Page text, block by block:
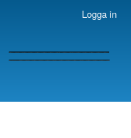
Logga in